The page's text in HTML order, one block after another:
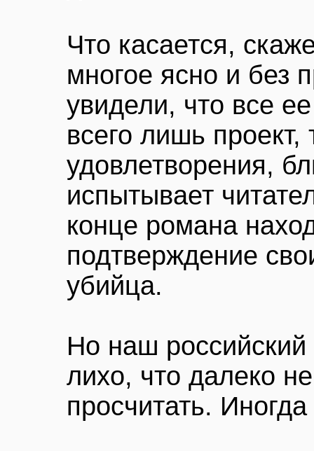
Что касается,
многое ясно и без
увидели, что все
всего лишь проект,
удовлетворения,
испытывает
конце романа
подтверждение
убийца.
Но наш российский
лихо, что далеко
просчитать.